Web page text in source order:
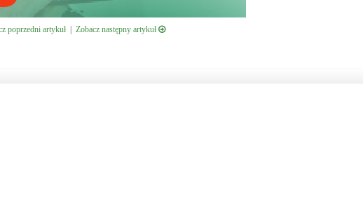
poprzedni artykuł| Zobacz następny artykuł